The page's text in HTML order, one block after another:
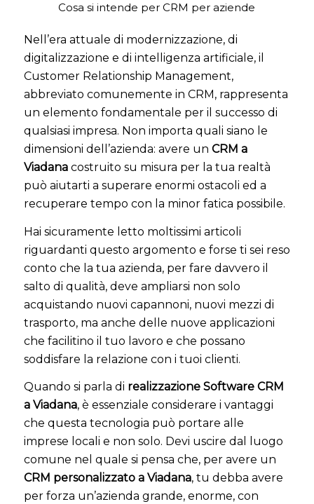
Cosa si intende per CRM per aziende
Nell’era attuale di modernizzazione, di
digitalizzazione e di intelligenza artificiale, il
Customer Relationship Management,
abbreviato comunemente in CRM, rappresenta
un elemento fondamentale per il successo di
qualsiasi impresa. Non importa quali siano le
dimensioni dell’azienda: avere un CRM a
Viadana costruito su misura per la tua realtà
può aiutarti a superare enormi ostacoli ed a
recuperare tempo con la minor fatica possibile.
Hai sicuramente letto moltissimi articoli
riguardanti questo argomento e forse ti sei reso
conto che la tua azienda, per fare davvero il
salto di qualità, deve ampliarsi non solo
acquistando nuovi capannoni, nuovi mezzi di
trasporto, ma anche delle nuove applicazioni
che facilitino il tuo lavoro e che possano
soddisfare la relazione con i tuoi clienti.
Quando si parla di realizzazione Software CRM
a Viadana, è essenziale considerare i vantaggi
che questa tecnologia può portare alle
imprese locali e non solo. Devi uscire dal luogo
comune nel quale si pensa che, per avere un
CRM personalizzato a Viadana, tu debba avere
per forza un’azienda grande, enorme, con